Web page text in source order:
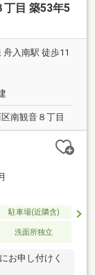
丁目 築53年5
入南駅 徒歩11
南観音８丁目
駐車場(近隣含)
洗面所独立
お申し付けく